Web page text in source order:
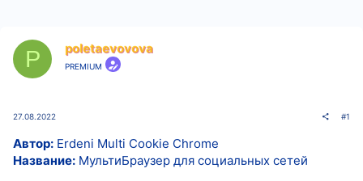
а
P poletaevovova
PREMIUM
27.08.2022 #1
Автор: Erdeni Multi Cookie Chrome
Название: МультиБраузер для социальных сетей